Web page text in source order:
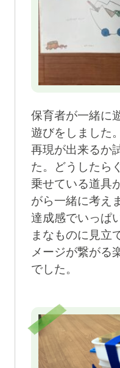
保育者が一緒に
遊びをしました
再現が出来るか
た。どうしたら
乗せている道具
がら一緒に考え
達成感でいっぱ
まなものに見立
メージが繋がる
でした。